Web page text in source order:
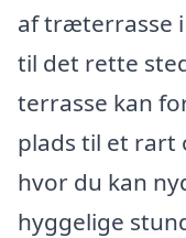
af træterrasse i
til det rette
terrasse kan
plads til et rart
hvor du kan
hyggelige